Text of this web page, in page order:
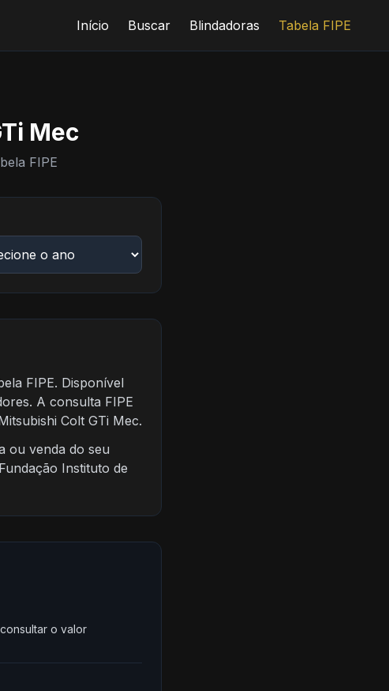
Início Buscar Blindadoras Tabela FIPE
Mec
FIPE
FIPE. Disponível
A consulta FIPE
Colt GTi Mec.
ou venda do seu
Instituto de
o valor